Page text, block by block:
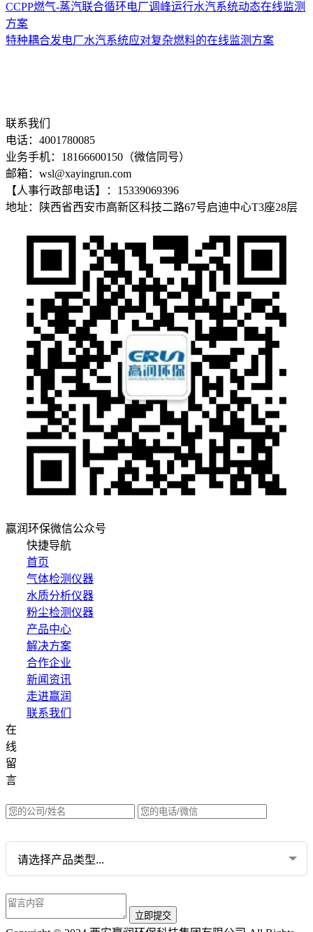
CCPP燃气-蒸汽联合循环电厂调峰运行水汽系统动态在线监测
方案
特种耦合发电厂水汽系统应对复杂燃料的在线监测方案
联系我们
电话：4001780085
业务手机：18166600150（微信同号）
邮箱：wsl@xayingrun.com
【人事行政部电话】：15339069396
地址：陕西省西安市高新区科技二路67号启迪中心T3座28层
赢润环保微信公众号
快捷导航
首页
气体检测仪器
水质分析仪器
粉尘检测仪器
产品中心
解决方案
合作企业
新闻资讯
走进赢润
联系我们
在
线
留
言